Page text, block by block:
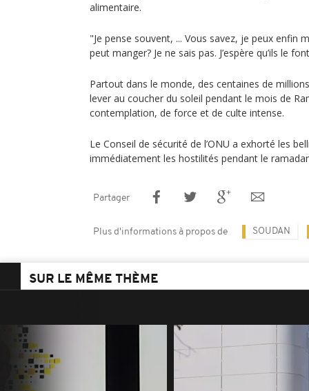
alimentaire.
"Je pense souvent, ... Vous savez, je peux enfin
peut manger? Je ne sais pas. J’espère qu’ils le
Partout dans le monde, des centaines de
lever au coucher du soleil pendant le mois de
contemplation, de force et de culte intense.
Le Conseil de sécurité de l’ONU a exhorté les
immédiatement les hostilités pendant le
Partager
Plus d'informations à propos de SOUDAN
SUR LE MÊME THÈME